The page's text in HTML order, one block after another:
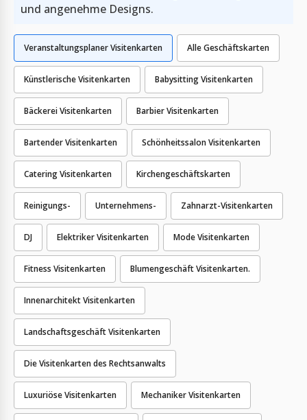
und angenehme Designs.
Alle Geschäftskarten
Künstlerische Visitenkarten Babysitting Visitenkarten
Bäckerei Visitenkarten Barbier Visitenkarten
Bartender Visitenkarten Schönheitssalon Visitenkarten
Catering Visitenkarten Kirchengeschäftskarten
Reinigungs- Unternehmens- Zahnarzt-Visitenkarten
DJ Elektriker Visitenkarten
Veranstaltungsplaner Visitenkarten
Mode Visitenkarten
Fitness Visitenkarten Blumengeschäft Visitenkarten.
Innenarchitekt Visitenkarten
Landschaftsgeschäft Visitenkarten
Die Visitenkarten des Rechtsanwalts
Luxuriöse Visitenkarten Mechaniker Visitenkarten